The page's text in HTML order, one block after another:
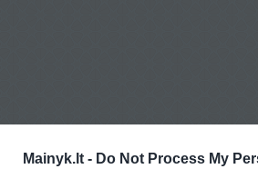
Mainyk.lt - Do Not Process My